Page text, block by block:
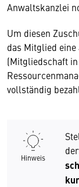
Anwaltskanzlei
Um diesen
das Mitglied
(Mitgliedschaft
vollständig
Hinweis